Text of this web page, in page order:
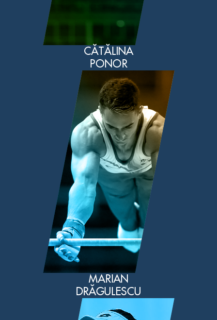
CĂTĂLINA
PONOR
MARIAN
DRĂGULESCU